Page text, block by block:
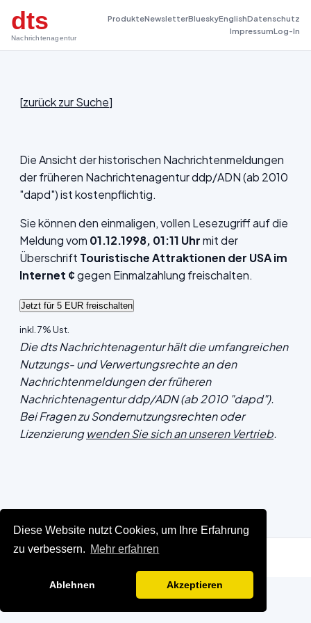
Diese Website nutzt Cookies, um Ihre Erfahrung
zu verbessern. Mehr erfahren
Ablehnen Akzeptieren
dts
Nachrichtenagentur
ProdukteNewsletterBlueskyEnglishDatenschutz
ImpressumLog-In
[zurück zur Suche]
Die Ansicht der historischen Nachrichtenmeldungen
der früheren Nachrichtenagentur ddp/ADN (ab 2010
"dapd") ist kostenpflichtig.
Sie können den einmaligen, vollen Lesezugriff auf die
Meldung vom 01.12.1998, 01:11 Uhrmit der
Überschrift Touristische Attraktionen der USA im
Internet ¢gegen Einmalzahlung freischalten.
inkl. 7% Ust.
Die dts Nachrichtenagentur hält die umfangreichen
Nutzungs- und Verwertungsrechte an den
Nachrichtenmeldungen der früheren
Nachrichtenagentur ddp/ADN (ab 2010 "dapd").
Bei Fragen zu Sondernutzungsrechten oder
Lizenzierungwenden Sie sich an unseren Vertrieb.